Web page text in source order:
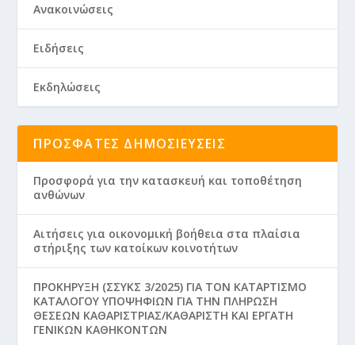
Ανακοινώσεις
Ειδήσεις
Εκδηλώσεις
ΠΡΌΣΦΑΤΕΣ ΔΗΜΟΣΙΕΎΣΕΙΣ
Προσφορά για την κατασκευή και τοποθέτηση
ανθώνων
Aιτήσεις για οικονομική βοήθεια στα πλαίσια
στήριξης των κατοίκων κοινοτήτων
ΠΡΟΚΗΡΥΞΗ (ΣΣΥΚΣ 3/2025) ΓΙΑ ΤΟΝ ΚΑΤΑΡΤΙΣΜΟ
ΚΑΤΑΛΟΓΟΥ ΥΠΟΨΗΦΙΩΝ ΓΙΑ ΤΗΝ ΠΛΗΡΩΣΗ
ΘΕΣΕΩΝ ΚΑΘΑΡΙΣΤΡΙΑΣ/ΚΑΘΑΡΙΣΤΗ ΚΑΙ ΕΡΓΑΤΗ
ΓΕΝΙΚΩΝ ΚΑΘΗΚΟΝΤΩΝ